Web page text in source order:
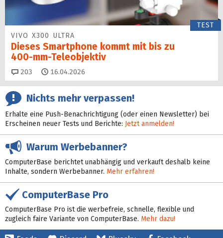
TEST
VIVO X300 ULTRA
Dieses Smartphone kommt mit bis zu
400‑mm‑Teleobjektiv
203 Kommentare
16.04.2026
Nichts mehr verpassen!
Erhalte eine Push-Benachrichtigung (oder einen Newsletter) bei
Erscheinen neuer Tests und Berichte: Jetzt anmelden!
Warum Werbebanner?
ComputerBase berichtet unabhängig und verkauft deshalb keine
Inhalte, sondern Werbebanner. Mehr erfahren!
ComputerBase Pro
ComputerBase Pro ist die werbefreie, schnelle, flexible und
zugleich faire Variante von ComputerBase. Mehr dazu!